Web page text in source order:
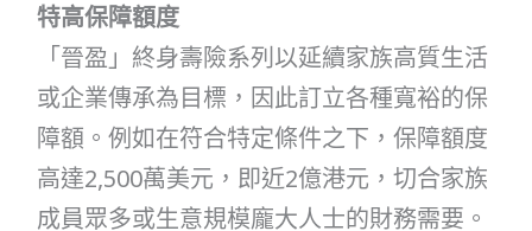
特高保障額度
「晉盈」終身壽險系列以延續家族高質生活
或企業傳承為目標，因此訂立各種寬裕的保
障額。例如在符合特定條件之下，保障額度
高達2,500萬美元，即近2億港元，切合家族
成員眾多或生意規模龐大人士的財務需要。